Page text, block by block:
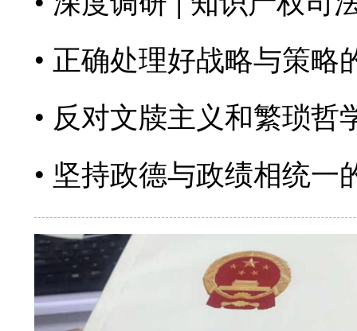
正确处理好战略与策略
反对文牍主义和繁琐哲
坚持政德与政绩相统一